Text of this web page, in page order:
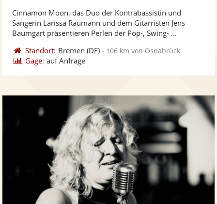
Cinnamon Moon, das Duo der Kontrabassistin und
Sängerin Larissa Raumann und dem Gitarristen Jens
Baumgart präsentieren Perlen der Pop-, Swing- ...
Standort: Bremen (DE) - 106 km von Osnabrück
Gage: auf Anfrage